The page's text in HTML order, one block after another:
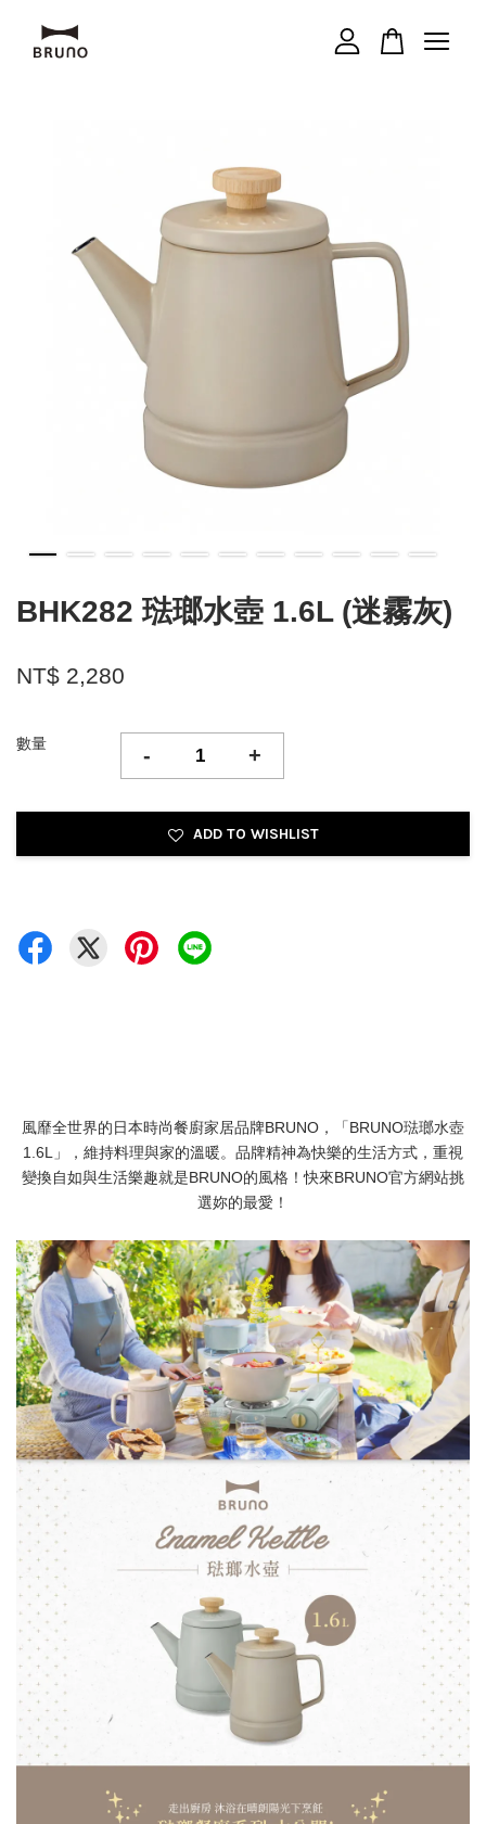
BHK282 琺瑯水壺 1.6L (迷霧灰)
NT$ 2,280
數量 - +
ADD TO WISHLIST
風靡全世界的日本時尚餐廚家居品牌BRUNO，「BRUNO琺瑯水壺
1.6L」，維持料理與家的溫暖。品牌精神為快樂的生活方式，重視
變換自如與生活樂趣就是BRUNO的風格！快來BRUNO官方網站挑
選妳的最愛！
繼續購物